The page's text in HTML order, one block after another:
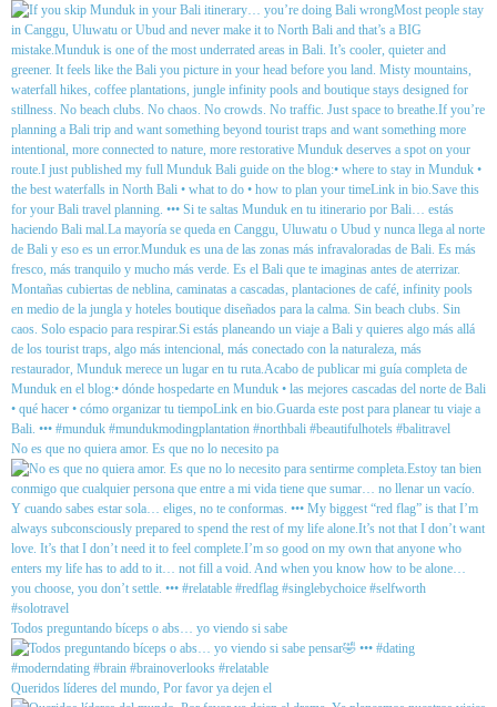
No es que no quiera amor. Es que no lo necesito pa
Todos preguntando bíceps o abs… yo viendo si sabe
Queridos líderes del mundo, Por favor ya dejen el